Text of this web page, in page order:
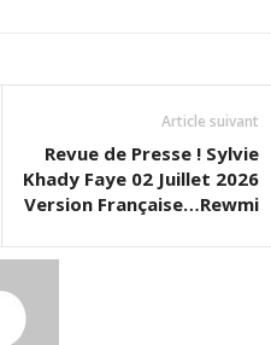
Article suivant
Revue de Presse ! Sylvie
Khady Faye 02 Juillet 2026
Version Française…Rewmi